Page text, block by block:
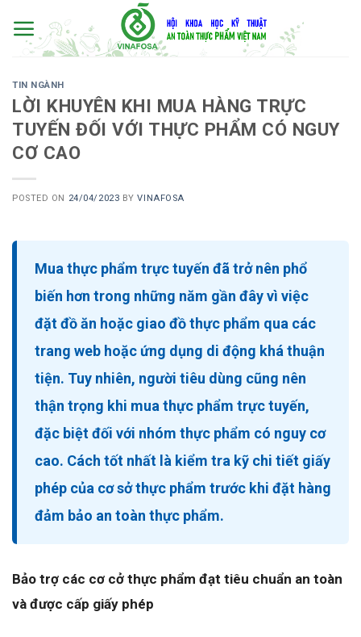
content
TIN NGÀNH
LỜI KHUYÊN KHI MUA HÀNG TRỰC
TUYẾN ĐỐI VỚI THỰC PHẨM CÓ NGUY
CƠ CAO
POSTED ON 24/04/2023 BYVINAFOSA
Mua thực phẩm trực tuyến đã trở nên phổ
biến hơn trong những năm gần đây vì việc
đặt đồ ăn hoặc giao đồ thực phẩm qua các
trang web hoặc ứng dụng di động khá thuận
tiện. Tuy nhiên, người tiêu dùng cũng nên
thận trọng khi mua thực phẩm trực tuyến,
đặc biệt đối với nhóm thực phẩm có nguy cơ
cao. Cách tốt nhất là kiểm tra kỹ chi tiết giấy
phép của cơ sở thực phẩm trước khi đặt hàng
đảm bảo an toàn thực phẩm.
Bảo trợ các cơ cở thực phẩm đạt tiêu chuẩn an toàn
và được cấp giấy phép